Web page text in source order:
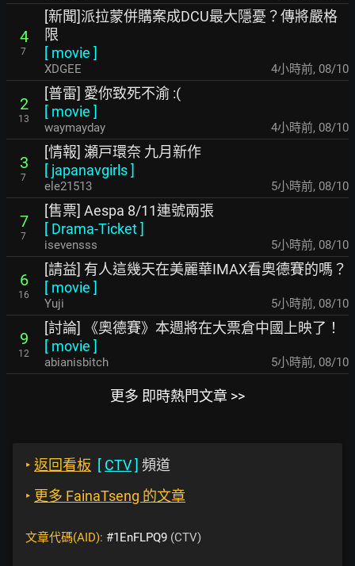
4
7
[新聞]派拉蒙併購案成DCU最大隱憂？傳將嚴格
限
[ movie ]
XDGEE 4小時前, 08/10
2
13
[普雷] 愛你致死不渝 :(
[ movie ]
waymayday 4小時前, 08/10
3
7
[情報] 瀬戸環奈 九月新作
[ japanavgirls]
ele21513 5小時前, 08/10
7
7
[售票] Aespa 8/11連號兩張
[ Drama-Ticket]
isevensss 5小時前, 08/10
6
16
[請益] 有人這幾天在美麗華IMAX看奧德賽的嗎？
[ movie ]
Yuji 5小時前, 08/10
9
12
[討論] 《奧德賽》本週將在大票倉中國上映了！
[ movie ]
abianisbitch 5小時前, 08/10
更多 即時熱門文章 >>
‣ 返回看板 [ CTV] 頻道
‣ 更多 FainaTseng 的文章
文章代碼(AID): #1EnFLPQ9 (CTV)